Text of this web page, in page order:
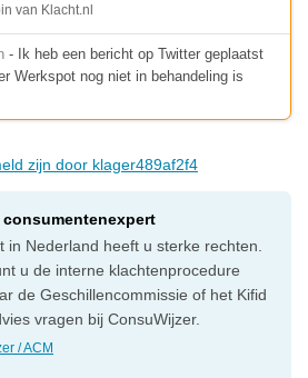
van Klacht.nl
- Ik heb een bericht op Twitter geplaatst
Werkspot nog niet in behandeling is
zijn door klager489af2f4
in Nederland heeft u sterke rechten.
u de interne klachtenprocedure
de Geschillencommissie of het Kifid
vragen bij ConsuWijzer.
/ ACM